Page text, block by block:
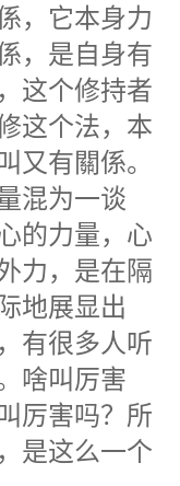
，它本身力
，是自身有
这个修持者
这个法，本
又有關係。
混为一谈
的力量，心
力，是在隔
地展显出
有很多人听
啥叫厉害
厉害吗？所
是这么一个